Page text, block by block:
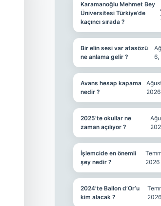
Karamanoğlu Mehmet Bey
Üniversitesi Türkiye’de
kaçıncı sırada ?
Bir elin sesi var atasözü
ne anlama gelir ?
6,
Avans hesap kapama
nedir ?
2026
2025’te okullar ne
zaman açılıyor ?
İşlemcide en önemli
şey nedir ?
2026
2024’te Ballon d’Or’u
kim alacak ?
2026